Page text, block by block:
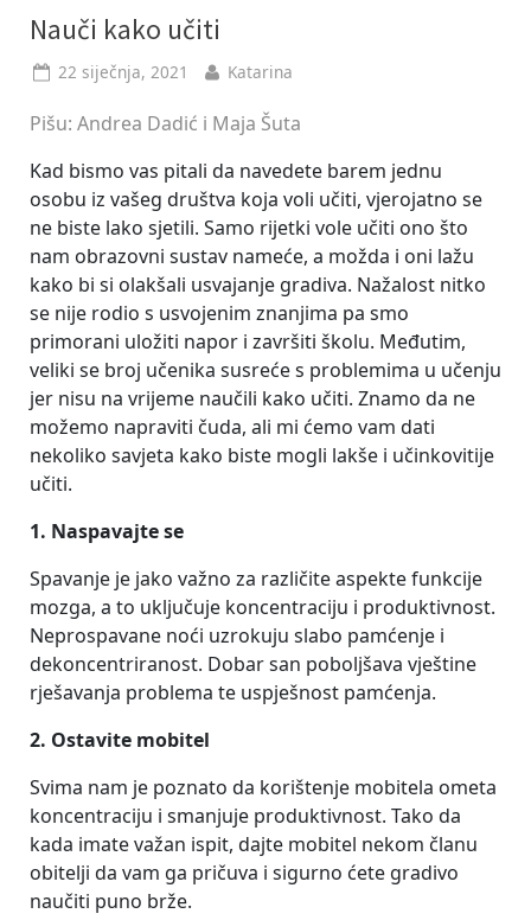
Nauči kako učiti
Posted
22 siječnja, 2021 By
Katarina
Pišu: Andrea Dadić i Maja Šuta
Kad bismo vas pitali da navedete barem jednu
osobu iz vašeg društva koja voli učiti, vjerojatno se
ne biste lako sjetili. Samo rijetki vole učiti ono što
nam obrazovni sustav nameće, a možda i oni lažu
kako bi si olakšali usvajanje gradiva. Nažalost nitko
se nije rodio s usvojenim znanjima pa smo
primorani uložiti napor i završiti školu. Međutim,
veliki se broj učenika susreće s problemima u učenju
jer nisu na vrijeme naučili kako učiti. Znamo da ne
možemo napraviti čuda, ali mi ćemo vam dati
nekoliko savjeta kako biste mogli lakše i učinkovitije
učiti.
1. Naspavajte se
Spavanje je jako važno za različite aspekte funkcije
mozga, a to uključuje koncentraciju i produktivnost.
Neprospavane noći uzrokuju slabo pamćenje i
dekoncentriranost. Dobar san poboljšava vještine
rješavanja problema te uspješnost pamćenja.
2. Ostavite mobitel
Svima nam je poznato da korištenje mobitela ometa
koncentraciju i smanjuje produktivnost. Tako da
kada imate važan ispit, dajte mobitel nekom članu
obitelji da vam ga pričuva i sigurno ćete gradivo
naučiti puno brže.